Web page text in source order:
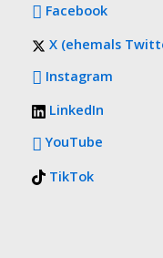
Facebook
X (ehemals
Instagram
LinkedIn
YouTube
TikTok